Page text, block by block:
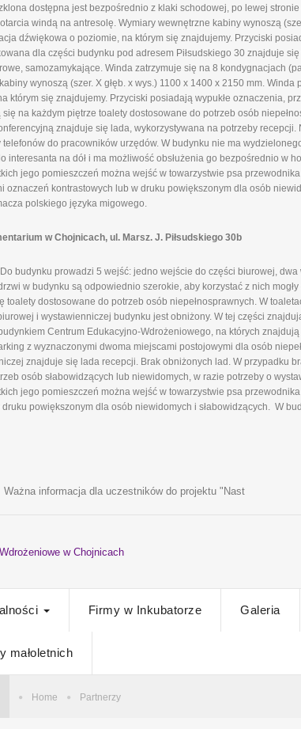
dostępna jest bezpośrednio z klaki schodowej, po lewej
windą na antresolę. Wymiary wewnętrzne kabiny wynoszą
dźwiękowa o poziomie, na którym się znajdujemy. Przyciski
dla części budynku pod adresem Piłsudskiego 30 znajduje
samozamykające. Winda zatrzymuje się na 8 kondygnacjach
wynoszą (szer. X głęb. x wys.) 1100 x 1400 x 2150 mm.
którym się znajdujemy. Przyciski posiadają wypukłe oznaczenia,
na każdym piętrze toalety dostosowane do potrzeb osób
znajduje się lada, wykorzystywana na potrzeby
do pracowników urzędów. W budynku nie ma
interesanta na dół i ma możliwość obsłużenia go bezpośrednio w
jego pomieszczeń można wejść w towarzystwie psa
oznaczeń kontrastowych lub w druku powiększonym dla osób
polskiego języka migowego.
w Chojnicach, ul. Marsz. J. Piłsudskiego 30b
budynku prowadzi 5 wejść: jedno wejście do części biurowej,
w budynku są odpowiednio szerokie, aby korzystać z nich
toalety dostosowane do potrzeb osób niepełnosprawnych. W
i wystawienniczej budynku jest obniżony. W tej części
Centrum Edukacyjno-Wdrożeniowego, na których
z wyznaczonymi dwoma miejscami postojowymi dla osób
znajduje się lada recepcji. Brak obniżonych lad. W przypadku
osób słabowidzących lub niewidomych, w razie potrzeby o
jego pomieszczeń można wejść w towarzystwie psa
druku powiększonym dla osób niewidomych i słabowidzących. W
Ważna informacja dla uczestników do projektu "Nast
Firmy w Inkubatorze Galeria
małoletnich
Home Partnerzy